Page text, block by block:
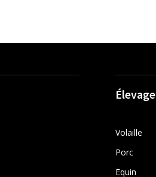
Élevage
Volaille
Porc
Equin